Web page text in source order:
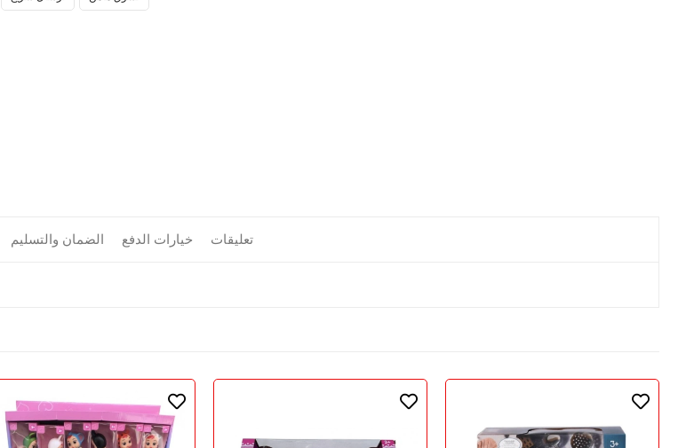
الضمان والتسليم خيارات الدفع تعليقات